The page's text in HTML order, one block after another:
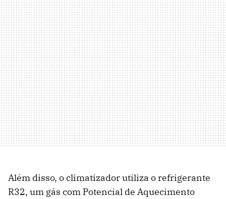
Além disso, o climatizador utiliza o refrigerante
R32, um gás com Potencial de Aquecimento